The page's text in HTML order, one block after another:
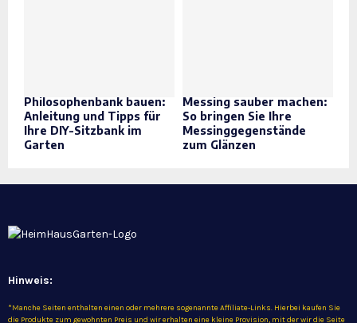
Philosophenbank bauen:
Anleitung und Tipps für
Ihre DIY-Sitzbank im
Garten
Messing sauber machen:
So bringen Sie Ihre
Messinggegenstände
zum Glänzen
Hinweis:
*Manche Seiten enthalten einen oder mehrere sogenannte Affiliate-Links. Hierbei kaufen Sie
die Produkte zum gewohnten Preis und wir erhalten eine kleine Provision, mit der wir die Seite